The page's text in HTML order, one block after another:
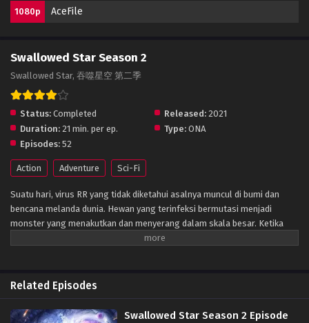
1080p AceFile
Swallowed Star Season 2
Swallowed Star, 吞噬星空 第二季
Status: Completed Released: 2021
Duration: 21 min. per ep. Type: ONA
Episodes: 52
Action Adventure Sci-Fi
Suatu hari, virus RR yang tidak diketahui asalnya muncul di bumi dan
bencana melanda dunia. Hewan yang terinfeksi bermutasi menjadi
monster yang menakutkan dan menyerang dalam skala besar. Ketika
manusia menghadapi kehancuran, mereka membangun tembok dan
Dalam lingkungan hidup yang ekstrem seperti itu, kekuatan fisik
manusia juga secara bertahap berevolusi dan berkembang, seni bela diri
bermunculan, dan kekuatan fisik manusia meningkat secara kualitatif
Related Episodes
Swallowed Star Season 2 Episode